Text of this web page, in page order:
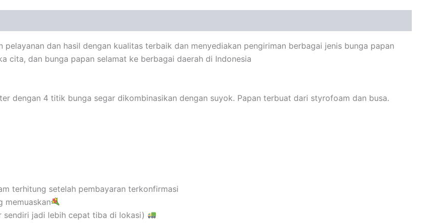
dan hasil dengan kualitas terbaik dan menyediakan pengiriman berbagai jenis bunga papan
cita, dan bunga papan selamat ke berbagai daerah di Indonesia
dengan 4 titik bunga segar dikombinasikan dengan suyok. Papan terbuat dari styrofoam dan busa.
terhitung setelah pembayaran terkonfirmasi
memuaskan
sendiri jadi lebih cepat tiba di lokasi)